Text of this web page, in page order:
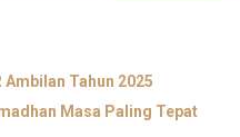
Tahun 2025
Masa Paling Tepat